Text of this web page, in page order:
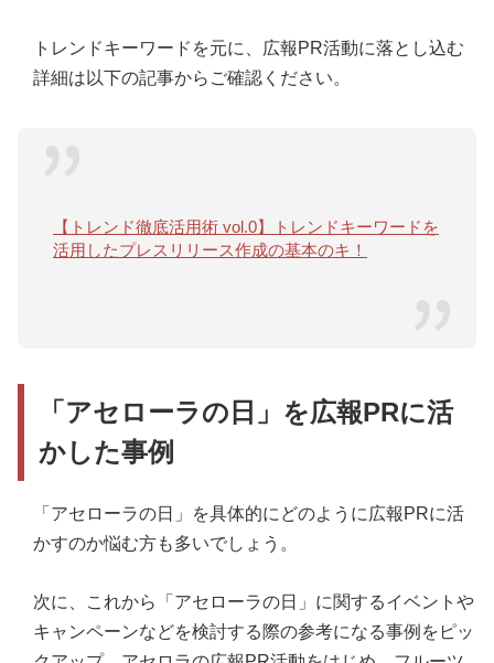
トレンドキーワードを元に、広報PR活動に落とし込む
詳細は以下の記事からご確認ください。
【トレンド徹底活用術 vol.0】トレンドキーワードを
活用したプレスリリース作成の基本のキ！
「アセローラの日」を広報PRに活
かした事例
「アセローラの日」を具体的にどのように広報PRに活
かすのか悩む方も多いでしょう。
次に、これから「アセローラの日」に関するイベントや
キャンペーンなどを検討する際の参考になる事例をピッ